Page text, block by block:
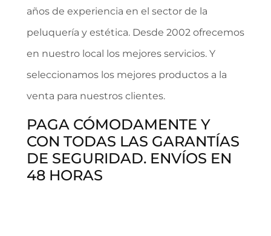
años de experiencia en el sector de la
peluquería y estética. Desde 2002 ofrecemos
en nuestro local los mejores servicios. Y
seleccionamos los mejores productos a la
venta para nuestros clientes.
PAGA CÓMODAMENTE Y
CON TODAS LAS GARANTÍAS
DE SEGURIDAD. ENVÍOS EN
48 HORAS